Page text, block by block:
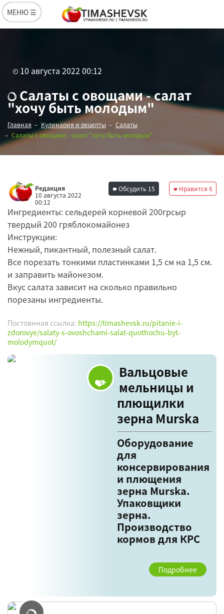
МЕНЮ ☰
10 августа 2022 00:12
Салаты с овощами - салат
"хочу быть молодым"
Главная Кулинария и рецепты
Салаты
Салаты с овощами - салат "хочу быть молодым"
Редакция
10 августа 2022
00:12
Нравится 6
Обсудить 15
Ингредиенты: сельдерей корневой 200грсыр
твердый 200 гряблокомайонез
Инструкции:
Нежный, пикантный, полезный салат.
Все порезать тонкими пластинками 1,5 см на 1,5 см.
и заправить майонезом.
Вкус салата зависит на сколько правильно
порезаны ингредиенты.
Постоянная ссылка: https://timashevsk.ru/pitanie-i-
zdorovye/salaty-s-ovoshchami-salat-quothochu-byt-
molodymquot/
Вальцовые
мельницы и
плющилки
зерна Murska
Оборудование
для
консервирования
и плющения
зерна Murska.
Упаковщики
зерна.
Производство
кормов для КРС
Подробнее